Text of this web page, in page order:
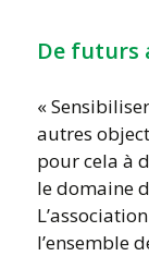
De futurs
«
autres
pour cela à
le domaine
l’ensemble